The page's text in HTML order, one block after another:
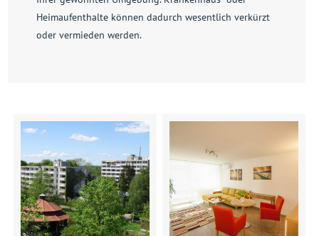
Heimaufenthalte können dadurch wesentlich verkürzt
oder vermieden werden.